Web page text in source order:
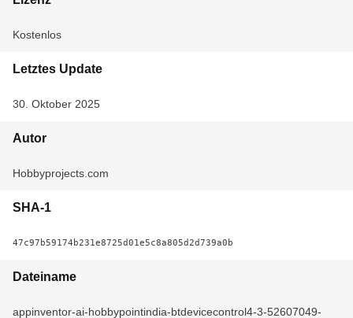
Kostenlos
Letztes Update
30. Oktober 2025
Autor
Hobbyprojects.com
SHA-1
47c97b59174b231e8725d01e5c8a805d2d739a0b
Dateiname
appinventor-ai-hobbypointindia-btdevicecontrol4-3-52607049-